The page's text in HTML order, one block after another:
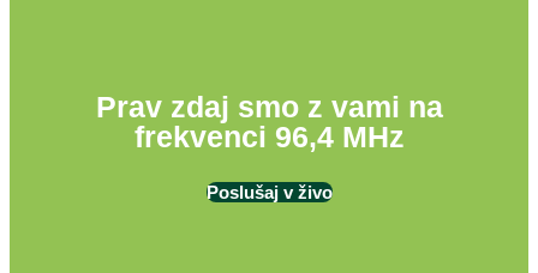
Prav zdaj smo z vami na
frekvenci 96,4 MHz
Poslušaj v živo